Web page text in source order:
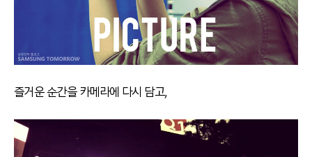
즐거운 순간을 카메라에 다시 담고,